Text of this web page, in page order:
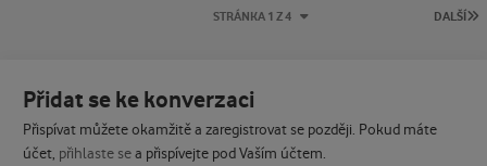
DALŠÍ
STRÁNKA 1 Z 4
Přidat se ke konverzaci
Přispívat můžete okamžitě a zaregistrovat se později. Pokud máte
účet, přihlaste sea přispívejte pod Vaším účtem.